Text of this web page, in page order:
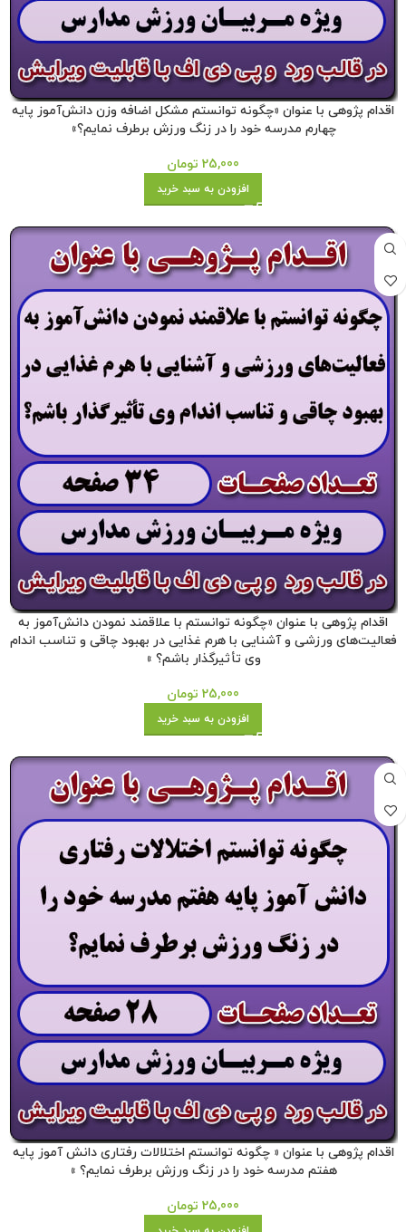
اقدام پژوهی با عنوان «چگونه توانستم مشکل اضافه وزن دانش‌آموز پایه
چهارم مدرسه خود را در زنگ ورزش برطرف نمایم؟»
25,000 تومان
افزودن به سبد خرید
اقدام پژوهی با عنوان «چگونه توانستم با علاقمند نمودن دانش‌آموز به
فعالیت‌های ورزشی و آشنایی با هرم غذایی در بهبود چاقی و تناسب اندام
وی تأثیرگذار باشم؟ »
25,000 تومان
افزودن به سبد خرید
اقدام پژوهی با عنوان « چگونه توانستم اختلالات رفتاری دانش آموز پایه
هفتم مدرسه خود را در زنگ ورزش برطرف نمایم؟ »
25,000 تومان